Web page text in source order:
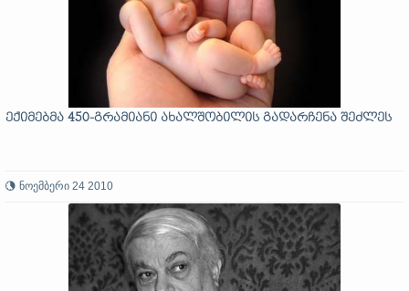
ექიმებმა 450-გრამიანი ახალშობილის გადარჩენა შეძლეს
ნოემბერი 24 2010